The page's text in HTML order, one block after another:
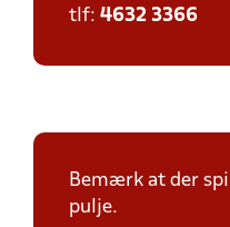
tlf: 4632 3366
Bemærk at der
pulje.